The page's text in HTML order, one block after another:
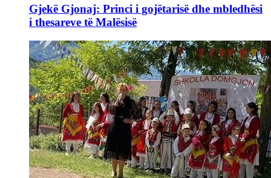
Gjekë Gjonaj: Princi i gojëtarisë dhe mbledhësi
i thesareve të Malësisë